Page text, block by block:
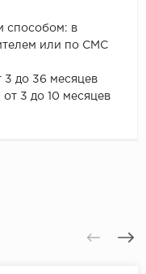
способом: в
или по СМС
3 до 36 месяцев
3 до 10 месяцев